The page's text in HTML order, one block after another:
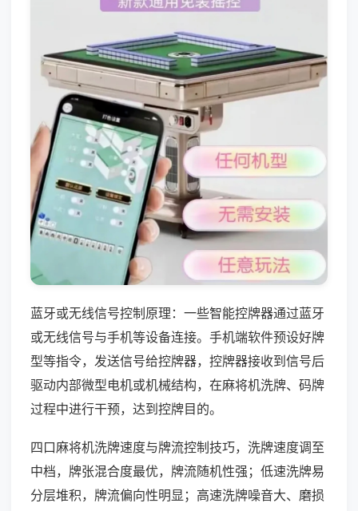
蓝牙或无线信号控制原理：一些智能控牌器通过蓝牙
或无线信号与手机等设备连接。手机端软件预设好牌
型等指令，发送信号给控牌器，控牌器接收到信号后
驱动内部微型电机或机械结构，在麻将机洗牌、码牌
过程中进行干预，达到控牌目的。
四口麻将机洗牌速度与牌流控制技巧，洗牌速度调至
中档，牌张混合度最优，牌流随机性强；低速洗牌易
分层堆积，牌流偏向性明显；高速洗牌噪音大、磨损